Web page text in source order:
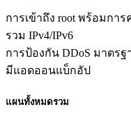
การเข้าถึง root พร้อมกา
รวม IPv4/IPv6
การป้องกัน DDoS มาตรฐ
มีแอดออนแบ็กอัป
แผนทั้งหมดรวม